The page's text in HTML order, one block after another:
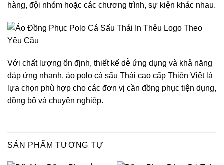
hàng, đội nhóm hoặc các chương trình, sự kiện khác nhau.
Với chất lượng ổn định, thiết kế dễ ứng dụng và khả năng
đáp ứng nhanh, áo polo cá sấu Thái cao cấp Thiên Việt là
lựa chọn phù hợp cho các đơn vị cần đồng phục tiện dụng,
đồng bộ và chuyên nghiệp.
SẢN PHẨM TƯƠNG TỰ